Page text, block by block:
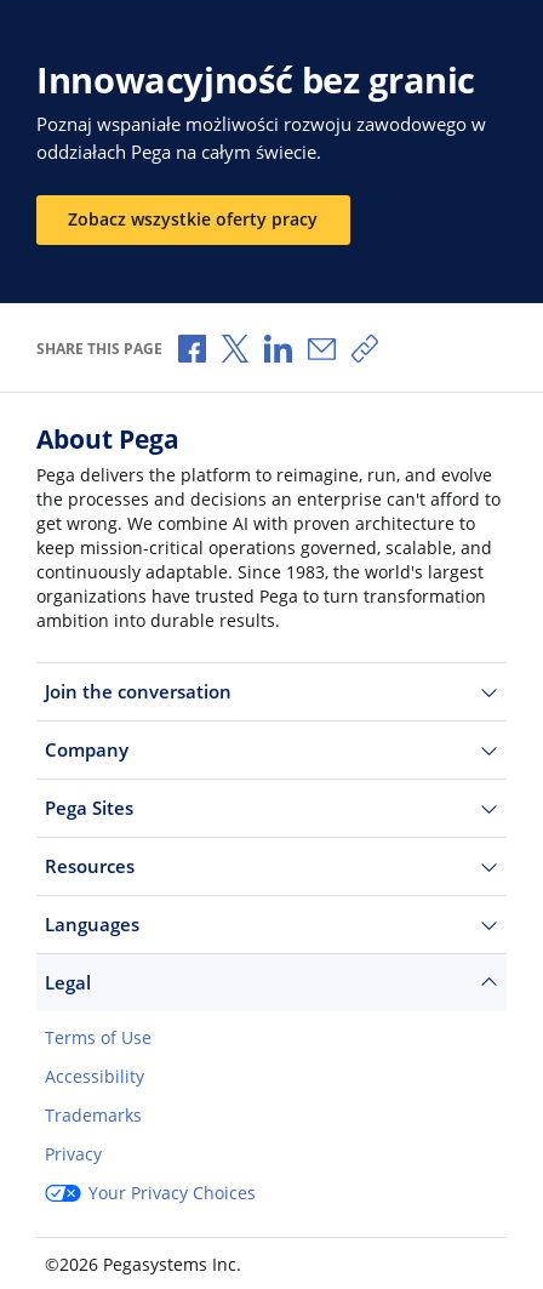
Innowacyjność bez granic
Poznaj wspaniałe możliwości rozwoju zawodowego w
oddziałach Pega na całym świecie.
Zobacz wszystkie oferty pracy
SHARE THIS PAGE Share via Facebook
Share via X
Share via LinkedIn
Share via Email
Copy share link
About Pega
Pega delivers the platform to reimagine, run, and evolve
the processes and decisions an enterprise can't afford to
get wrong. We combine AI with proven architecture to
keep mission-critical operations governed, scalable, and
continuously adaptable. Since 1983, the world's largest
organizations have trusted Pega to turn transformation
ambition into durable results.
Join the conversation
Company
Pega Sites
Resources
Languages
Legal
Terms of Use
Accessibility
Trademarks
Privacy
Your Privacy Choices
©2026 Pegasystems Inc.